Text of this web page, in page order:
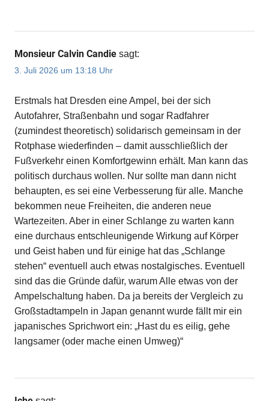
Monsieur Calvin Candie sagt:
3. Juli 2026 um 13:18 Uhr
Erstmals hat Dresden eine Ampel, bei der sich
Autofahrer, Straßenbahn und sogar Radfahrer
(zumindest theoretisch) solidarisch gemeinsam in der
Rotphase wiederfinden – damit ausschließlich der
Fußverkehr einen Komfortgewinn erhält. Man kann das
politisch durchaus wollen. Nur sollte man dann nicht
behaupten, es sei eine Verbesserung für alle. Manche
bekommen neue Freiheiten, die anderen neue
Wartezeiten. Aber in einer Schlange zu warten kann
eine durchaus entschleunigende Wirkung auf Körper
und Geist haben und für einige hat das „Schlange
stehen“ eventuell auch etwas nostalgisches. Eventuell
sind das die Gründe dafür, warum Alle etwas von der
Ampelschaltung haben. Da ja bereits der Vergleich zu
Großstadtampeln in Japan genannt wurde fällt mir ein
japanisches Sprichwort ein: „Hast du es eilig, gehe
langsamer (oder mache einen Umweg)“